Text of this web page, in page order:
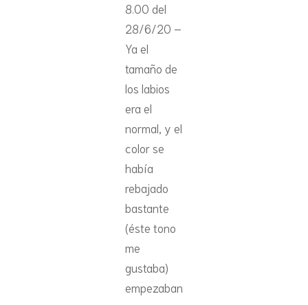
8.00 del
28/6/20 –
Ya el
tamaño de
los labios
era el
normal, y el
color se
había
rebajado
bastante
(éste tono
me
gustaba)
empezaban